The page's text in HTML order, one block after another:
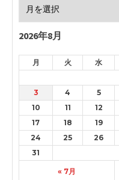
2026年8月
月 火 水
« 7月
3
4 5
10
11 12
17
18 19
24
25 26
31